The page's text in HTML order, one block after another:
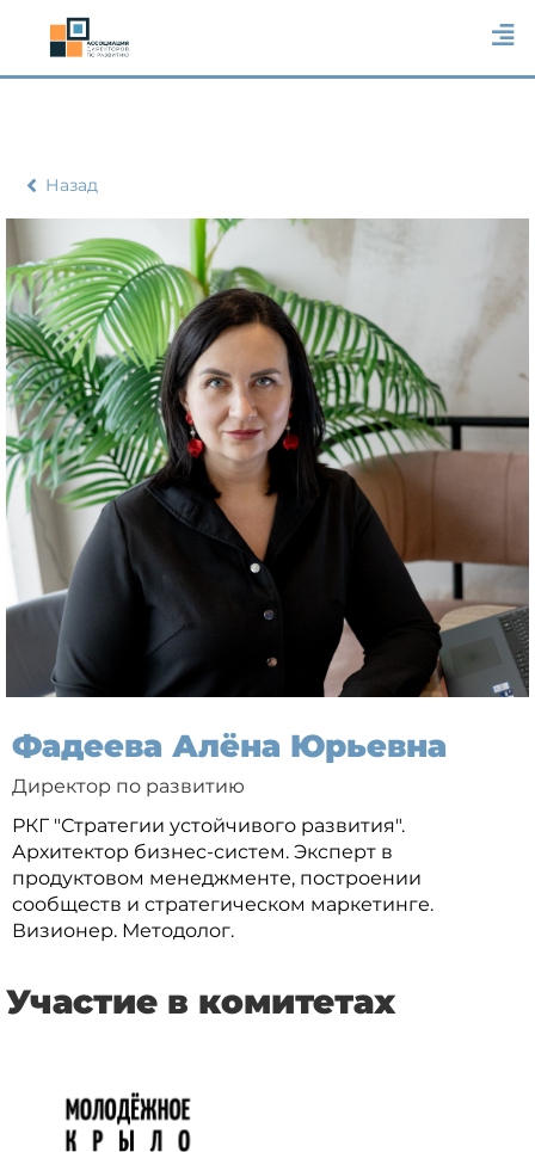
Назад
Фадеева Алёна Юрьевна
Директор по развитию
РКГ "Стратегии устойчивого развития".
Архитектор бизнес-систем. Эксперт в
продуктовом менеджменте, построении
сообществ и стратегическом маркетинге.
Визионер. Методолог.
Участие в комитетах